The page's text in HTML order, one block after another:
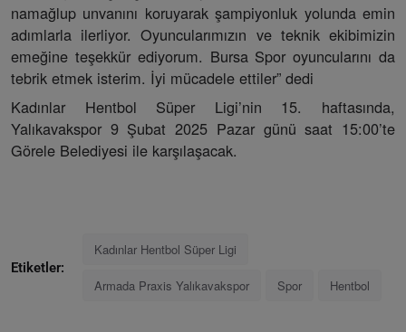
namağlup unvanını koruyarak şampiyonluk yolunda emin
adımlarla ilerliyor. Oyuncularımızın ve teknik ekibimizin
emeğine teşekkür ediyorum. Bursa Spor oyuncularını da
tebrik etmek isterim. İyi mücadele ettiler” dedi
Kadınlar Hentbol Süper Ligi’nin 15. haftasında,
Yalıkavakspor 9 Şubat 2025 Pazar günü saat 15:00’te
Görele Belediyesi ile karşılaşacak.
Etiketler:
Kadınlar Hentbol Süper Ligi
Armada Praxis Yalıkavakspor Spor Hentbol